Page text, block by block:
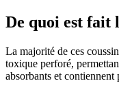
De quoi est fait
La majorité de ces
toxique perforé,
absorbants et